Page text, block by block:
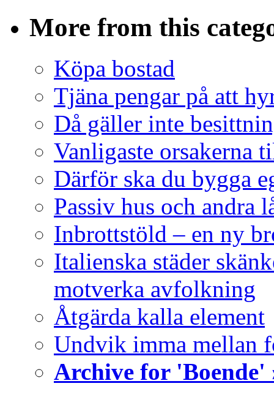
More from this
Köpa bostad
Tjäna pengar på att
Då gäller inte
Vanligaste orsakerna
Därför ska du bygga
Passiv hus och andra
Inbrottstöld – en ny
Italienska städer
motverka avfolkning
Åtgärda kalla element
Undvik imma mellan
Archive for 'Boende'